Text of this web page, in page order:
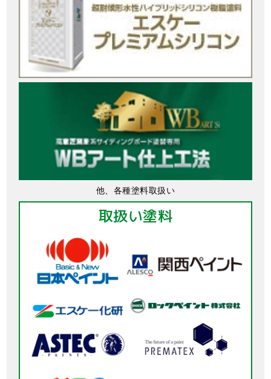
他、各種塗料取扱い
取扱い塗料